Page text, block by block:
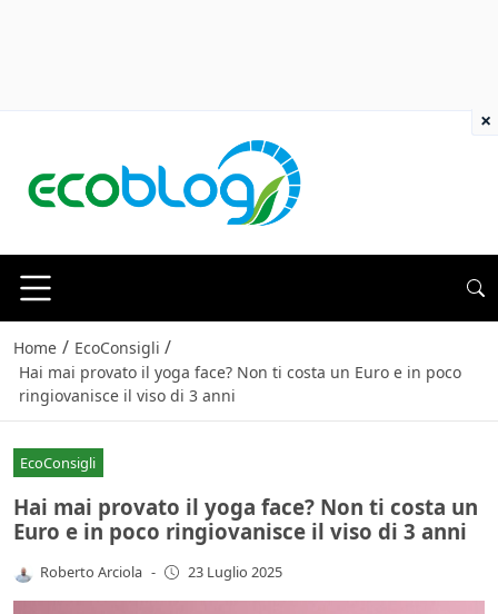
Home / EcoConsigli /
Hai mai provato il yoga face? Non ti costa un Euro e in poco
ringiovanisce il viso di 3 anni
EcoConsigli
Hai mai provato il yoga face? Non ti costa un
Euro e in poco ringiovanisce il viso di 3 anni
Roberto Arciola - 23 Luglio 2025
×